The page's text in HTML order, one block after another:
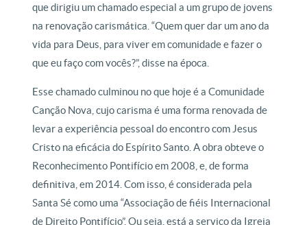
que dirigiu um chamado especial a um grupo de jovens
na renovação carismática. “Quem quer dar um ano da
vida para Deus, para viver em comunidade e fazer o
que eu faço com vocês?”, disse na época.
Esse chamado culminou no que hoje é a Comunidade
Canção Nova, cujo carisma é uma forma renovada de
levar a experiência pessoal do encontro com Jesus
Cristo na eficácia do Espírito Santo. A obra obteve o
Reconhecimento Pontifício em 2008, e, de forma
definitiva, em 2014. Com isso, é considerada pela
Santa Sé como uma “Associação de fiéis Internacional
de Direito Pontifício”. Ou seja, está a serviço da Igreja